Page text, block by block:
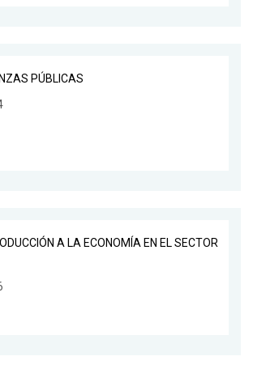
PÚBLICAS
A LA ECONOMÍA EN EL SECTOR